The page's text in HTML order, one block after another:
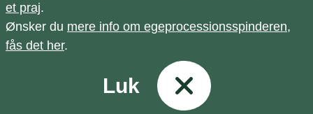
et praj.
Ønsker du mere info om egeprocessionsspinderen,
fås det her.
Luk